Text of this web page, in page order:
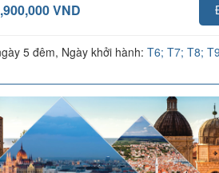
VND
5 đêm, Ngày khởi hành: T6; T7; T8; T9